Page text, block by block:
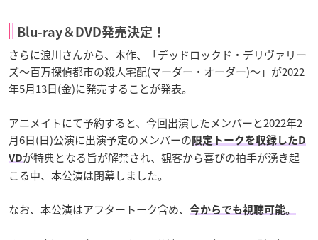
Blu-ray＆DVD発売決定！
さらに浪川さんから、本作、「デッドロックド・デリヴァリー
ズ～百万探偵都市の殺人宅配(マーダー・オーダー)～」が2022
年5月13日(金)に発売することが発表。
アニメイトにて予約すると、今回出演したメンバーと2022年2
月6日(日)公演に出演予定のメンバーの 限定トークを収録したD
VDが特典となる旨が解禁され、観客から喜びの拍手が湧き起
こる中、本公演は閉幕しました。
なお、本公演はアフタートーク含め、 今からでも視聴可能。